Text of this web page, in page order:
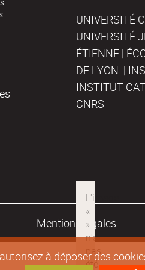
à déposer des
UNIVERSITÉ
UNIVERSITÉ
ÉTIENNE |
DE LYON |
INSTITUT
CNRS
Mentions légales